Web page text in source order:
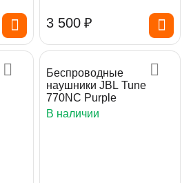
3 500 ₽
Беспроводные
наушники JBL Tune
770NC Purple
В наличии